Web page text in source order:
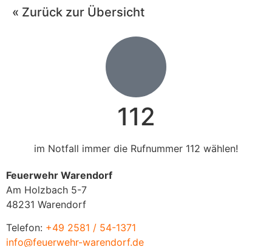
« Zurück zur Übersicht
112
im Notfall immer die Rufnummer 112 wählen!
Feuerwehr Warendorf
Am Holzbach 5-7
48231 Warendorf
Telefon: +49 2581 / 54-1371
info@feuerwehr-warendorf.de